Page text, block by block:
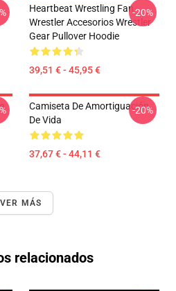
Heartbeat Wrestling Fan
Wrestler Accesorios Wrestler
Gear Pullover Hoodie
39,51 € - 45,95 €
-20%
Camiseta De Amortiguación
De Vida
37,67 € - 44,11 €
-20%
VER MÁS
relacionados